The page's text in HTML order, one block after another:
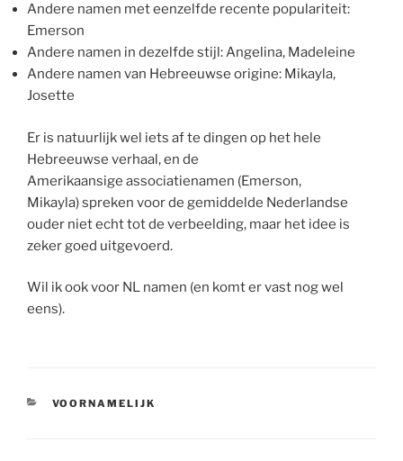
Andere namen met eenzelfde recente populariteit:
Emerson
Andere namen in dezelfde stijl: Angelina, Madeleine
Andere namen van Hebreeuwse origine: Mikayla,
Josette
Er is natuurlijk wel iets af te dingen op het hele
Hebreeuwse verhaal, en de
Amerikaansige associatienamen (Emerson,
Mikayla) spreken voor de gemiddelde Nederlandse
ouder niet echt tot de verbeelding, maar het idee is
zeker goed uitgevoerd.
Wil ik ook voor NL namen (en komt er vast nog wel
eens).
CATEGORIEËN
VOORNAMELIJK